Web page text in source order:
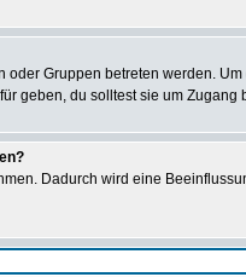
oder Gruppen betreten werden.
geben, du solltest sie um
Dadurch wird eine